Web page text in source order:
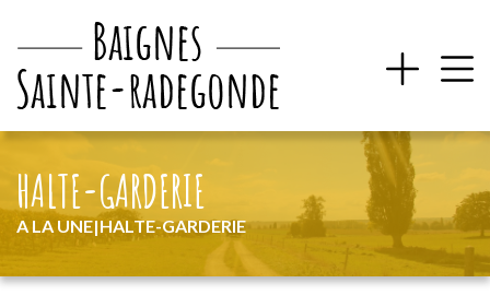
A LA UNE|HALTE-GARDERIE
HALTE-GARDERIE